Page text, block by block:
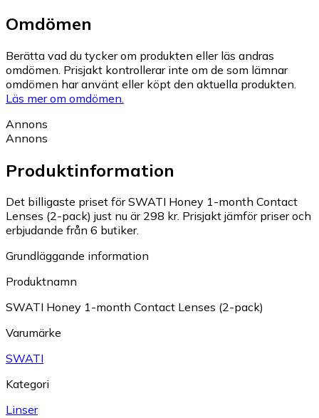
Omdömen
Berätta vad du tycker om produkten eller läs andras
omdömen. Prisjakt kontrollerar inte om de som lämnar
omdömen har använt eller köpt den aktuella produkten.
Läs mer om omdömen.
Annons
Annons
Produktinformation
Det billigaste priset för SWATI Honey 1-month Contact
Lenses (2-pack) just nu är 298 kr. Prisjakt jämför priser och
erbjudande från 6 butiker.
Grundläggande information
Produktnamn
SWATI Honey 1-month Contact Lenses (2-pack)
Varumärke
SWATI
Kategori
Linser